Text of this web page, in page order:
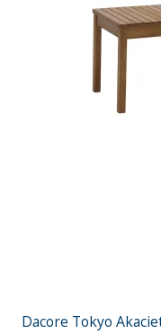
Dacore Tokyo